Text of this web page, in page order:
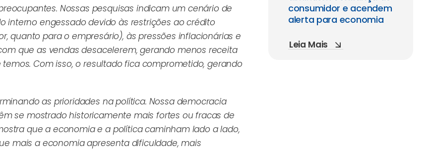
Nossas pesquisas indicam um cenário de
interno engessado devido às restrições ao crédito
quanto para o empresário), às pressões inflacionárias e
que as vendas desacelerem, gerando menos receita
Com isso, o resultado fica comprometido, gerando
as prioridades na política. Nossa democracia
se mostrado historicamente mais fortes ou fracas de
que a economia e a política caminham lado a lado,
mais a economia apresenta dificuldade, mais
consumidor e acendem
alerta para economia
Leia Mais